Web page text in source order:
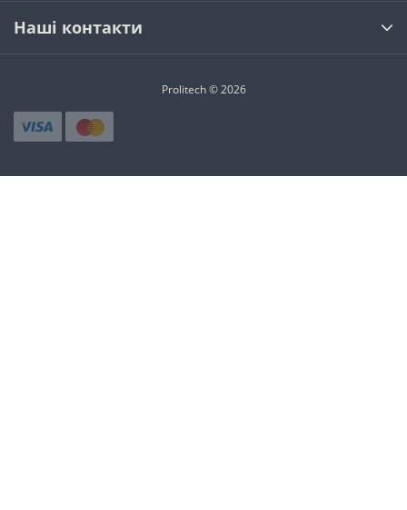
Наші контакти
Prolitech © 2026